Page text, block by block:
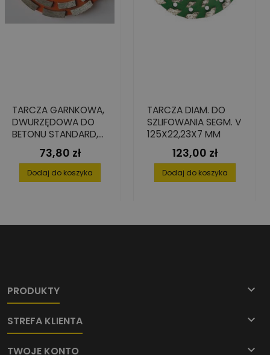
TARCZA GARNKOWA,
DWURZĘDOWA DO
BETONU STANDARD,
125 MM X 22.2 MM
Cena
73,80 zł
Dodaj do koszyka
TARCZA DIAM. DO
SZLIFOWANIA SEGM. V
125X22,23X7 MM
Cena
123,00 zł
Dodaj do koszyka
PRODUKTY 
STREFA KLIENTA 
TWOJE KONTO 